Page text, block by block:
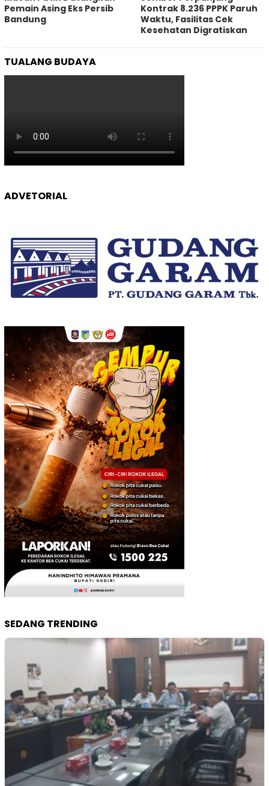
Pemain Asing Eks Persib
Bandung
Kontrak 8.236 PPPK Paruh
Waktu, Fasilitas Cek
Kesehatan Digratiskan
TUALANG BUDAYA
ADVETORIAL
SEDANG TRENDING